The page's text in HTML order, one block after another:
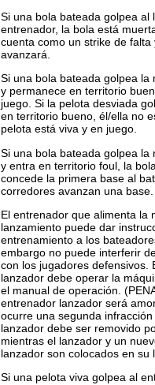
Si una bola bateada golpea al
entrenador, la bola está
cuenta como un strike de
avanzará.
Si una bola bateada golpea la
y permanece en territorio
juego. Si la pelota desviada
en territorio bueno, él/ella no
pelota está viva y en juego.
Si una bola bateada golpea la
y entra en territorio foul, la
concede la primera base al
corredores avanzan una base.
El entrenador que alimenta la
lanzamiento puede dar
entrenamiento a los
embargo no puede interferir
con los jugadores defensivos.
lanzador debe operar la
el manual de operación.
entrenador lanzador será
ocurre una segunda
lanzador debe ser removido
mientras el lanzador y un
lanzador son colocados en su
Si una pelota viva golpea al